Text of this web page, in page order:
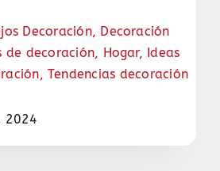
Decoración, Decoración
de decoración, Hogar, Ideas
, Tendencias decoración
2024